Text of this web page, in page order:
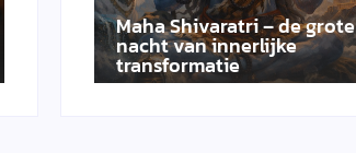
Maha Shivaratri – de grote
nacht van innerlijke
transformatie